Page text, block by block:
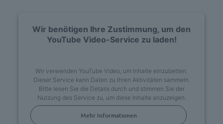
Wir benötigen Ihre Zustimmung, um den
YouTube Video-Service zu laden!
Wir verwenden YouTube Video, um Inhalte einzubetten.
Dieser Service kann Daten zu Ihren Aktivitäten sammeln.
Bitte lesen Sie die Details durch und stimmen Sie der
Nutzung des Service zu, um diese Inhalte anzuzeigen.
Mehr Informationen